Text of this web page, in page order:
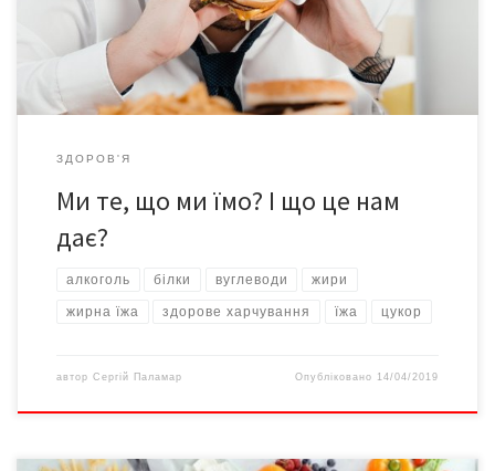
цих поліненасичених жирних кислот не виробляються
організмом людини, але потрібні для […]
ЗДОРОВ'Я
Ми те, що ми їмо? І що це нам
дає?
алкоголь білки вуглеводи жири
жирна їжа здорове харчування їжа цукор
автор Сергій Паламар Опубліковано 14/04/2019